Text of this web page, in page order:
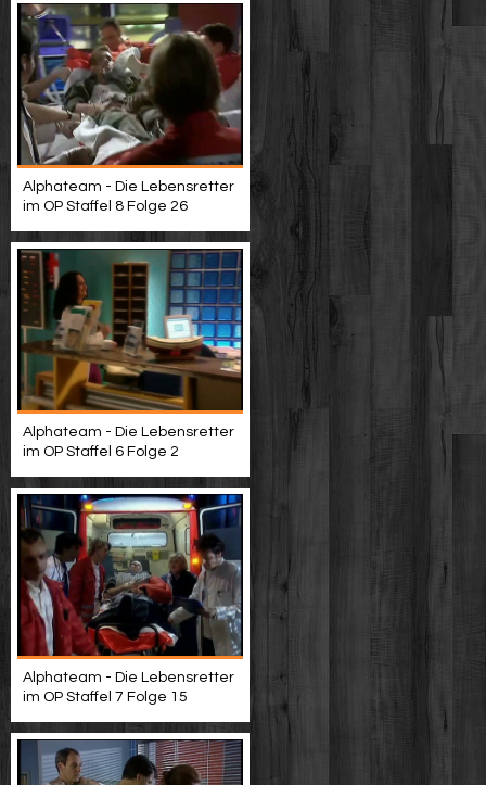
Alphateam - Die Lebensretter
im OP Staffel 8 Folge 26
Alphateam - Die Lebensretter
im OP Staffel 6 Folge 2
Alphateam - Die Lebensretter
im OP Staffel 7 Folge 15